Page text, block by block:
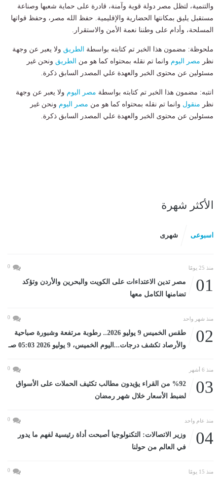
والتنمية، لتظل مصر دولة قوية وآمنة، قادرة على حماية شعبها وصناعة
مستقبل يليق بمكانتها الحضارية والإقليمية. حفظ الله مصر، وحفظ قواتها
المسلحة، وأدام على وطننا نعمة الأمن والاستقرار.
ملحوظة: مضمون هذا الخبر تم كتابته بواسطة الطريق ولا يعبر عن وجهة
نظر مصر اليوم وانما تم نقله بمحتواه كما هو من الطريق ونحن غير
مسئولين عن محتوى الخبر والعهدة علي المصدر السابق ذكرة.
انتبه: مضمون هذا الخبر تم كتابته بواسطة مصر اليوم ولا يعبر عن وجهة
نظر منقول وانما تم نقله بمحتواه كما هو من مصر اليوم ونحن غير
مسئولين عن محتوى الخبر والعهدة علي المصدر السابق ذكرة.
الأكثر شهرة
اسبوعى شهرى
منذ 25 يومًا 0
01
مصر تدين الاعتداءات على الكويت والبحرين والأردن وتؤكد
تضامنها الكامل معها
منذ شهر واحد 0
02
طقس الخميس 9 يوليو 2026.. رطوبة مرتفعة وشبورة صباحية
والأرصاد تكشف درجات...اليوم الخميس، 9 يوليو 2026 05:03 صـ
منذ 6 أشهر 0
03
%92 من القراء يؤيدون مطالب تكثيف الحملات على الأسواق
لضبط الأسعار خلال شهر رمضان
منذ عام واحد 0
04
وزير الاتصالات: التكنولوجيا أصبحت أداة رئيسية لفهم ما يدور
في العالم من حولنا
منذ 15 يومًا 0